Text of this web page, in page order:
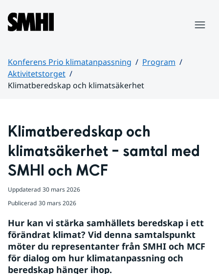
Hoppa till sidans innehåll
Konferens Prio klimatanpassning
Program
Aktivitetstorget
Klimatberedskap och klimatsäkerhet
Klimatberedskap och
klimatsäkerhet – samtal med
SMHI och MCF
Uppdaterad 30 mars 2026
Publicerad 30 mars 2026
Hur kan vi stärka samhällets beredskap i ett
förändrat klimat? Vid denna samtalspunkt
möter du representanter från SMHI och MCF
för dialog om hur klimatanpassning och
beredskap hänger ihop.